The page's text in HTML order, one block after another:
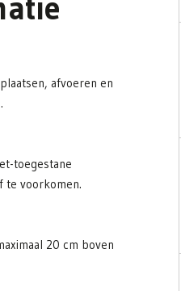
afvoeren en
toegestane
te voorkomen.
20 cm boven